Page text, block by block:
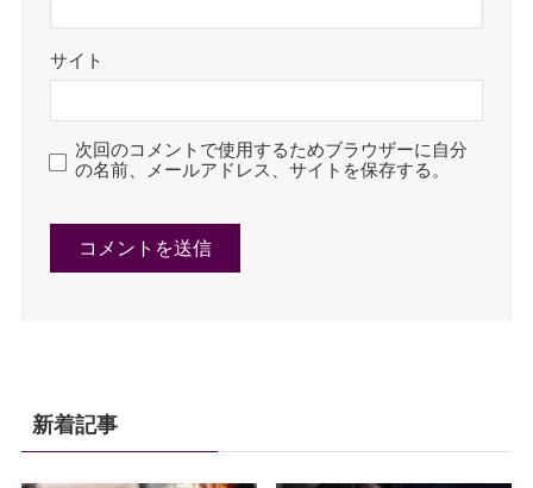
サイト
次回のコメントで使用するためブラウザーに自分
の名前、メールアドレス、サイトを保存する。
新着記事